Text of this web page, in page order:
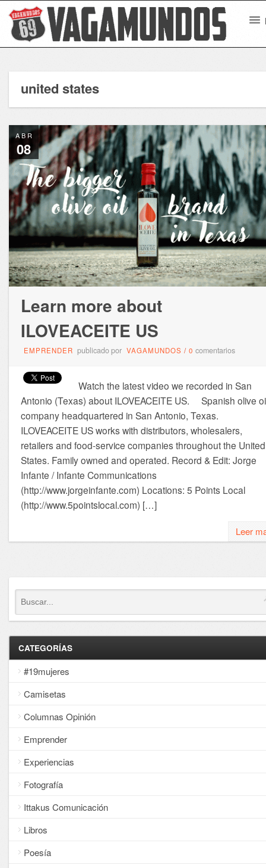
united states
ABR
08
Learn more about
ILOVEACEITE US
EMPRENDER publicado por VAGAMUNDOS / 0 comentarios
Watch the latest video we recorded in San
Antonio (Texas) about ILOVEACEITE US. Spanish olive
company headquartered in San Antonio, Texas.
ILOVEACEITE US works with distributors, wholesalers,
retailers and food-service companies throughout the United
States. Family owned and operated. Record & Edit: Jorge
Infante / Infante Communications
(http://www.jorgeinfante.com) Locations: 5 Points Local
(http://www.5pointslocal.com) […]
Leer
CATEGORÍAS
#19mujeres
Camisetas
Columnas Opinión
Emprender
Experiencias
Fotografía
Ittakus Comunicación
Libros
Poesía